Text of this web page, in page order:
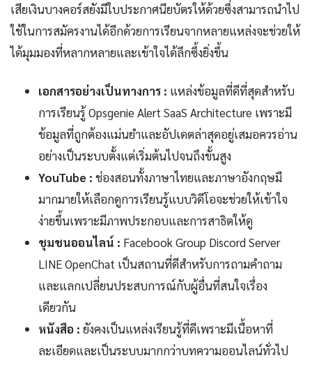
เสียเงินบางคอร์สยังมีใบประกาศนียบัตรให้ด้วยซึ่งสามารถนำไป
ใช้ในการสมัครงานได้อีกด้วยการเรียนจากหลายแหล่งจะช่วยให้
ได้มุมมองที่หลากหลายและเข้าใจได้ลึกซึ้งยิ่งขึ้น
เอกสารอย่างเป็นทางการ : แหล่งข้อมูลที่ดีที่สุดสำหรับ
การเรียนรู้ Opsgenie Alert SaaS Architecture เพราะมี
ข้อมูลที่ถูกต้องแม่นยำและอัปเดตล่าสุดอยู่เสมอควรอ่าน
อย่างเป็นระบบตั้งแต่เริ่มต้นไปจนถึงขั้นสูง
YouTube : ช่องสอนทั้งภาษาไทยและภาษาอังกฤษมี
มากมายให้เลือกดูการเรียนรู้แบบวิดีโอจะช่วยให้เข้าใจ
ง่ายขึ้นเพราะมีภาพประกอบและการสาธิตให้ดู
ชุมชนออนไลน์ : Facebook Group Discord Server
LINE OpenChat เป็นสถานที่ดีสำหรับการถามคำถาม
และแลกเปลี่ยนประสบการณ์กับผู้อื่นที่สนใจเรื่อง
เดียวกัน
หนังสือ : ยังคงเป็นแหล่งเรียนรู้ที่ดีเพราะมีเนื้อหาที่
ละเอียดและเป็นระบบมากกว่าบทความออนไลน์ทั่วไป